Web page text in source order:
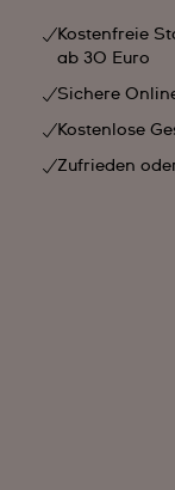
Kostenfreie
ab 30 Euro
Sichere
Kostenlose
Zufrieden